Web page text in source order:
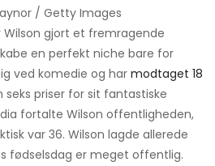
/ Getty Images
Wilson gjort et fremragende
en perfekt niche bare for
ved komedie og har modtaget 18
priser for sit fantastiske
fortalte Wilson offentligheden,
var 36. Wilson lagde allerede
fødselsdag er meget offentlig.